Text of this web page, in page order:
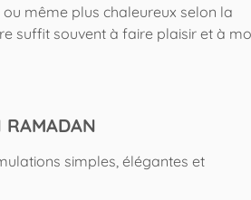
même plus chaleureux selon la
suffit souvent à faire plaisir et à
RAMADAN
simples, élégantes et